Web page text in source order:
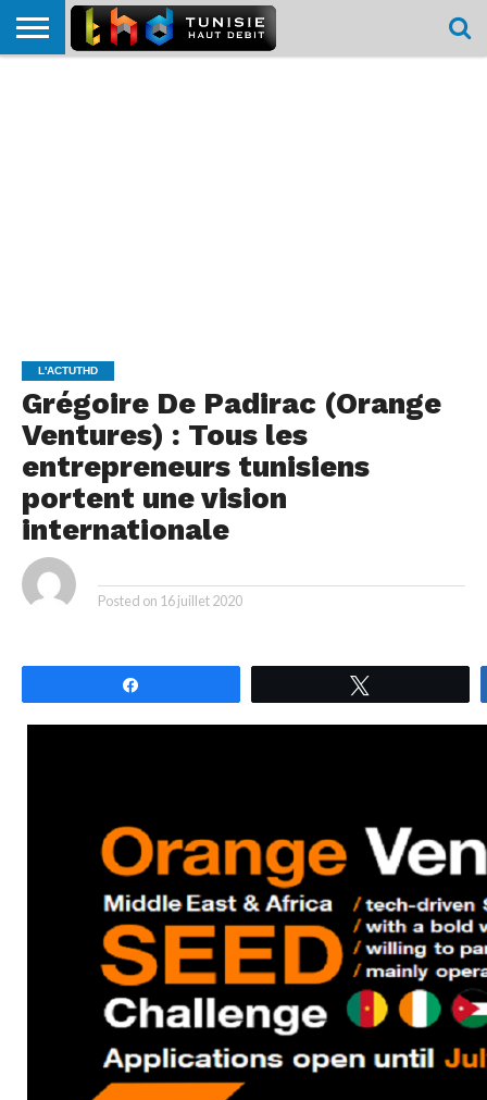
L'ACTUTHD
Grégoire De Padirac (Orange
Ventures) : Tous les
entrepreneurs tunisiens
portent une vision
internationale
Posted on 16 juillet 2020